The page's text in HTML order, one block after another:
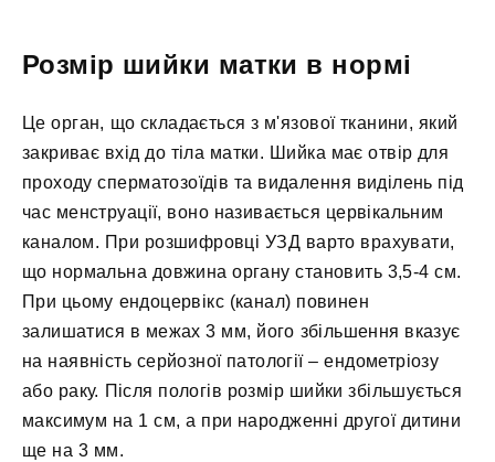
Розмір шийки матки в нормі
Це орган, що складається з м'язової тканини, який
закриває вхід до тіла матки. Шийка має отвір для
проходу сперматозоїдів та видалення виділень під
час менструації, воно називається цервікальним
каналом. При розшифровці УЗД варто врахувати,
що нормальна довжина органу становить 3,5-4 см.
При цьому ендоцервікс (канал) повинен
залишатися в межах 3 мм, його збільшення вказує
на наявність серйозної патології – ендометріозу
або раку. Після пологів розмір шийки збільшується
максимум на 1 см, а при народженні другої дитини
ще на 3 мм.